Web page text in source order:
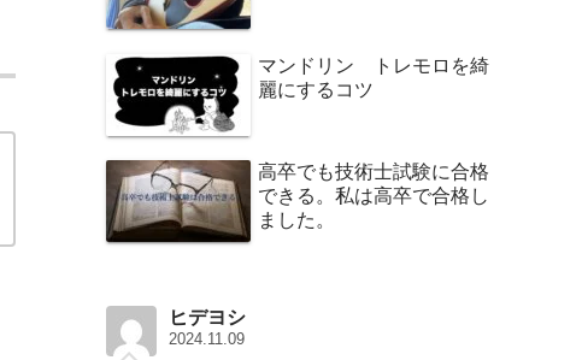
マンドリン トレモロを綺
麗にするコツ
高卒でも技術士試験に合格
できる。私は高卒で合格し
ました。
ヒデヨシ
2024.11.09